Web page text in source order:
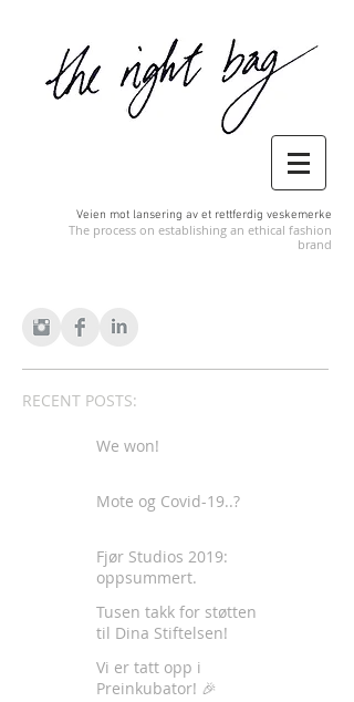
Veien mot lansering av et rettferdig veskemerke
The process on establishing an ethical fashion
brand
RECENT POSTS:
We won!
Mote og Covid-19..?
Fjør Studios 2019:
oppsummert.
Tusen takk for støtten
til Dina Stiftelsen!
Vi er tatt opp i
Preinkubator! 🎉